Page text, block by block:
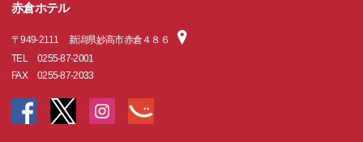
赤倉ホテル
〒949-2111
新潟県妙高市赤倉４８６
TEL
0255-87-2001
FAX
0255-87-2033